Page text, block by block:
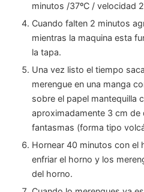
minutos /37ºC / velocidad
Cuando falten 2 minutos
mientras la maquina esta
la tapa.
Una vez listo el tiempo
merengue en una manga
sobre el papel mantequilla
aproximadamente 3 cm de
fantasmas (forma tipo
Hornear 40 minutos con el
enfriar el horno y los
del horno.